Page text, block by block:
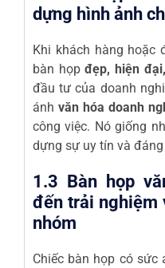
dựng hình ảnh
Khi khách hàng hoặc
bàn họpđẹp, hiện
đầu tư của doanh
ánh văn hóa doanh
công việc. Nó giống
dựng sự uy tín và đáng
1.3 Bàn họp
đến trải nghiệm
nhóm
Chiếc bàn họp có sức